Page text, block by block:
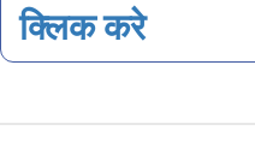
क्लिक करे